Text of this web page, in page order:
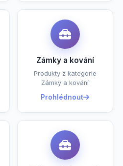
Zámky a kování
Produkty z kategorie
Zámky a kování
Prohlédnout